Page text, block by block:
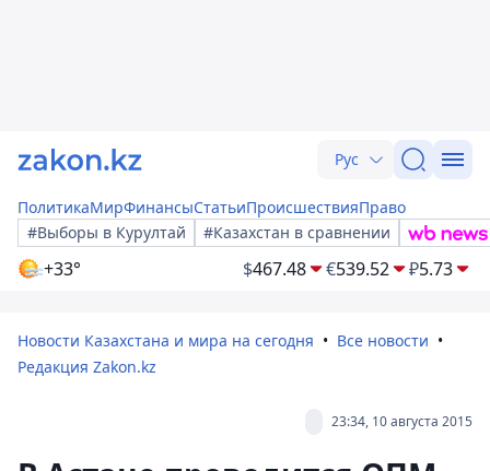
Рус
ПолитикаМирФинансыСтатьиПроисшествияПраво
#Выборы в Курултай
#Казахстан в сравнении
+33° $467.48 €539.52 ₽5.73
Новости Казахстана и мира на сегодня
Все новости
Редакция Zakon.kz
23:34, 10 августа 2015